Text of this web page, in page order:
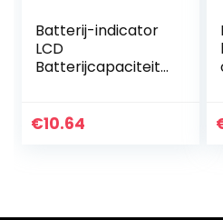
Batterij-indicator
LCD
Batterijcapaciteit-
waterdichte
€10.64